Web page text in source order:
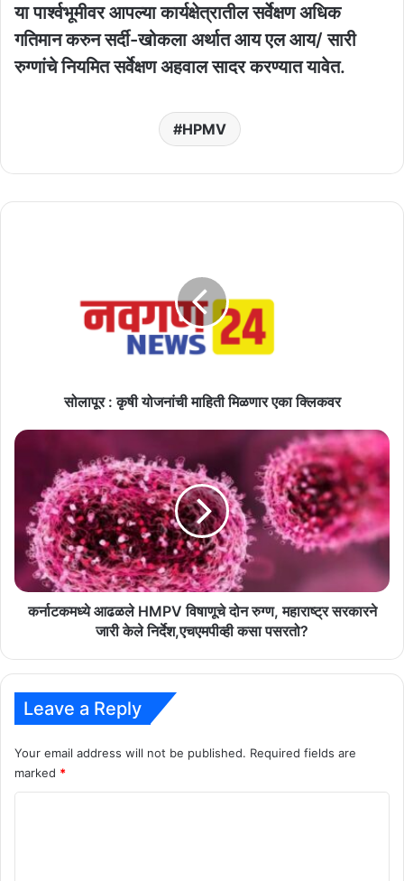
या पार्श्वभूमीवर आपल्या कार्यक्षेत्रातील सर्वेक्षण अधिक
गतिमान करुन सर्दी-खोकला अर्थात आय एल आय/ सारी
रुग्णांचे नियमित सर्वेक्षण अहवाल सादर करण्यात यावेत.
HPMV
सोलापूर : कृषी योजनांची माहिती मिळणार एका क्लिकवर
कर्नाटकमध्ये
विषाणूचे
रुग्ण,
महाराष्ट्र
सरकारने
जारी
केलेकर्नाटकमध्ये आढळले HMPV विषाणूचे दोन रुग्ण, महाराष्ट्र सरकारने
जारी केले निर्देश,एचएमपीव्ही कसा पसरतो?
Leave a Reply
Your email address will not be published. Required fields are
marked *